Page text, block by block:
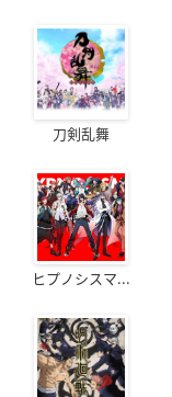
刀剣乱舞
ヒプノシスマ...